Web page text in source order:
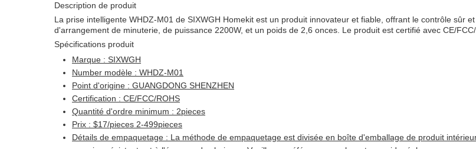
Description de produit
La prise intelligente WHDZ-M01 de SIXWGH Homekit est un produit innovateur et fiable, offrant le contrôle sûr
d'arrangement de minuterie, de puissance 2200W, et un poids de 2,6 onces. Le produit est certifié avec CE/
Spécifications produit
Marque : SIXWGH
Number modèle : WHDZ-M01
Point d'origine : GUANGDONG SHENZHEN
Certification : CE/FCC/ROHS
Quantité d'ordre minimum : 2pieces
Prix : $17/pieces 2-499pieces
Détails de empaquetage : La méthode de empaquetage est divisée en boîte d'emballage de produit